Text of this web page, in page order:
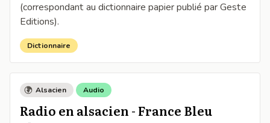
(correspondant au dictionnaire papier publié par Geste
Editions).
Dictionnaire
Alsacien Audio
Radio en alsacien - France Bleu